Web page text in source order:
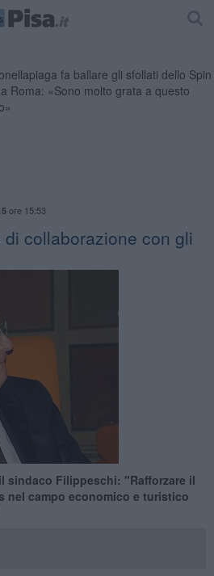
ore 15:53
collaborazione con gli
sindaco Filippeschi: "Rafforzare il
nel campo economico e turistico